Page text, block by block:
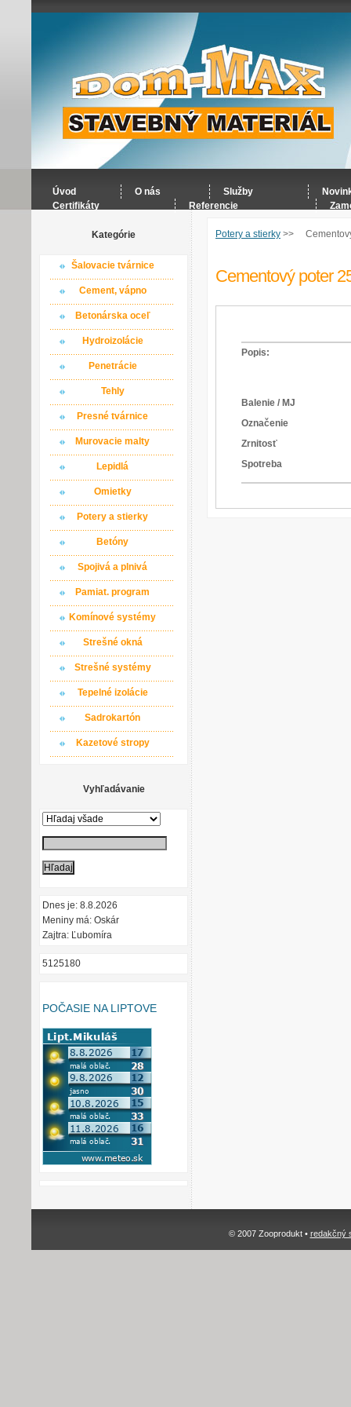
Úvod O nás Služby
Certifikáty
Referencie
Kategórie
Šalovacie tvárnice
Cement, vápno
Betonárska oceľ
Hydroizolácie
Penetrácie
Tehly
Presné tvárnice
Murovacie malty
Lepidlá
Omietky
Potery a stierky
Betóny
Spojivá a plnivá
Pamiat. program
Komínové systémy
Strešné okná
Strešné systémy
Tepelné izolácie
Sadrokartón
Kazetové stropy
Vyhľadávanie
Dnes je: 8.8.2026
Meniny má: Oskár
Zajtra: Ľubomíra
5125180
POČASIE NA LIPTOVE
Potery a stierky >>
Cementový poter
Popis:
Balenie / MJ
Označenie
Zrnitosť
Spotreba
© 2007 Zooprodukt • redakčný